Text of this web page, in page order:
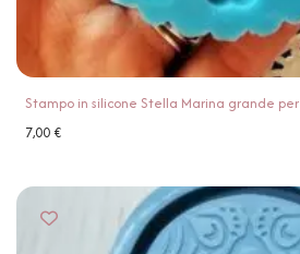
Stampo in silicone Stella Marina grande
7,00€